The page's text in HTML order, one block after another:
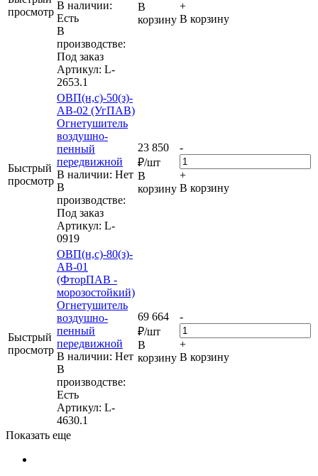
просмотр
В наличии:
Eсть
В
производстве:
Под заказ
Артикул: L-
2653.1
В
корзину
+
В корзину
Быстрый
просмотр
ОВП(н,с)-50(з)-
АВ-02 (УгПАВ)
Огнетушитель
воздушно-
пенный
передвижной
В наличии: Нет
В
производстве:
Под заказ
Артикул: L-
0919
23 850
₽/шт
В
корзину
-
+
В корзину
Быстрый
просмотр
ОВП(н,с)-80(з)-
АВ-01
(ФторПАВ -
морозостойкий)
Огнетушитель
воздушно-
пенный
передвижной
В наличии: Нет
В
производстве:
Есть
Артикул: L-
4630.1
69 664
₽/шт
В
корзину
-
+
В корзину
Показать еще